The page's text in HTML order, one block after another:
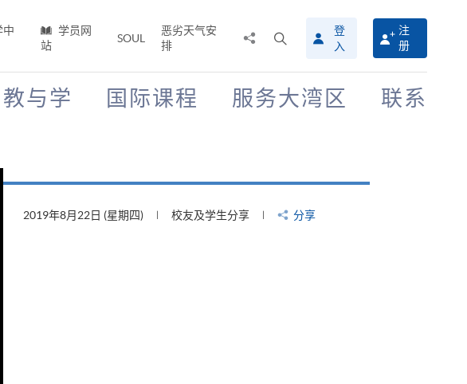
中
学员网
站
SOUL
恶劣天气安
排
搜
寻
介
登
入
注
册
教与学 国际课程 服务大湾区 联系
2019年8月22日 (星期四) 校友及学生分享 分享